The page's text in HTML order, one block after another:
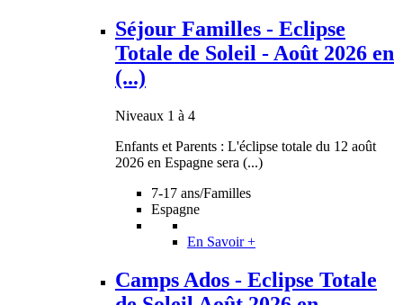
Séjour Familles - Eclipse
Totale de Soleil - Août 2026 en
(...)
Niveaux 1 à 4
Enfants et Parents : L'éclipse totale du 12 août
2026 en Espagne sera (...)
7-17 ans/Familles
Espagne
En Savoir +
Camps Ados - Eclipse Totale